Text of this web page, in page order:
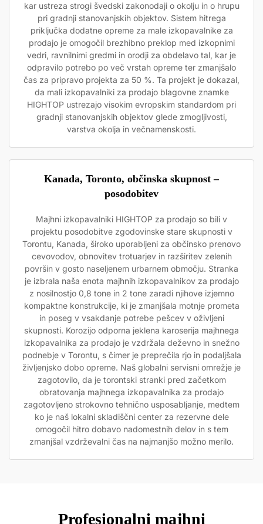
kar ustreza strogi švedski zakonodaji o okolju in o hrupu
pri gradnji stanovanjskih objektov. Sistem hitrega
priključka dodatne opreme za male izkopavalnike za
prodajo je omogočil brezhibno preklop med izkopnimi
vedri, ravnilnimi gredmi in orodji za obdelavo tal, kar je
odpravilo potrebo po več vrstah opreme ter zmanjšalo
čas za pripravo projekta za 50 %. Ta projekt je dokazal,
da mali izkopavalniki za prodajo blagovne znamke
HIGHTOP ustrezajo visokim evropskim standardom pri
gradnji stanovanjskih objektov glede zmogljivosti,
varstva okolja in večnamenskosti.
Kanada, Toronto, občinska skupnost –
posodobitev
Majhni izkopavalniki HIGHTOP za prodajo so bili v
projektu posodobitve zgodovinske stare skupnosti v
Torontu, Kanada, široko uporabljeni za občinsko prenovo
cevovodov, obnovitev trotuarjev in razširitev zelenih
površin v gosto naseljenem urbarnem območju. Stranka
je izbrala naša enota majhnih izkopavalnikov za prodajo
z nosilnostjo 0,8 tone in 2 tone zaradi njihove izjemno
kompaktne konstrukcije, ki je zmanjšala motnje prometa
in poseg v vsakdanje potrebe pešcev v oživljeni
skupnosti. Korozijo odporna jeklena karoserija majhnega
izkopavalnika za prodajo je vzdržala deževno in snežno
podnebje v Torontu, s čimer je preprečila rjo in podaljšala
življenjsko dobo opreme. Naš globalni servisni omrežje je
zagotovilo, da je torontski stranki pred začetkom
obratovanja majhnega izkopavalnika za prodajo
zagotovljeno strokovno tehnično usposabljanje, medtem
ko je naš lokalni skladiščni center za rezervne dele
omogočil hitro dobavo nadomestnih delov in s tem
zmanjšal vzdrževalni čas na najmanjšo možno merilo.
Profesionalni majhni